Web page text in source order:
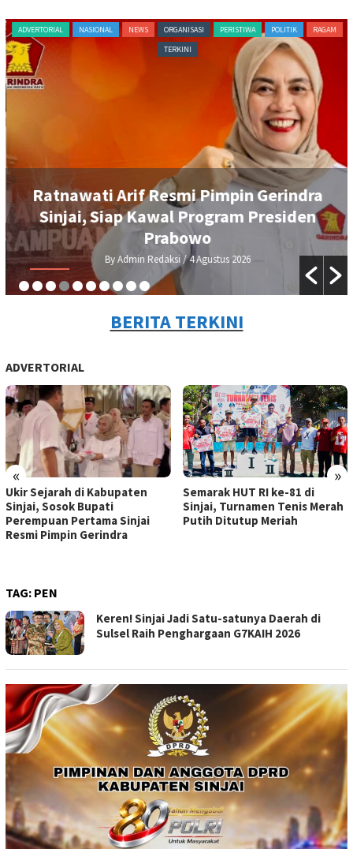
ADVERTORIAL NASIONAL NEWS ORGANISASI PERISTIWA POLITIK
RAGAM
TERKINI
Ratnawati Arif Resmi Pimpin Gerindra
Sinjai, Siap Kawal Program Presiden
Prabowo
By Admin Redaksi/ 4 Agustus 2026
BERITA TERKINI
ADVERTORIAL
« »
Ukir Sejarah di Kabupaten
Sinjai, Sosok Bupati
Perempuan Pertama Sinjai
Resmi Pimpin Gerindra
Semarak HUT RI ke-81 di
Sinjai, Turnamen Tenis Merah
Putih Ditutup Meriah
TAG: PEN
Keren! Sinjai Jadi Satu-satunya Daerah di
Sulsel Raih Penghargaan G7KAIH 2026